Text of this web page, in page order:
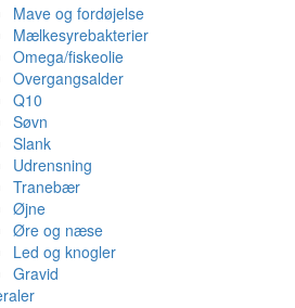
Mave og fordøjelse
Mælkesyrebakterier
Omega/fiskeolie
Overgangsalder
Q10
Søvn
Slank
Udrensning
Tranebær
Øjne
Øre og næse
Led og knogler
Gravid